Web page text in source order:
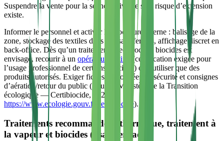
Suspendre la vente pour la séance suivante si le risque d’extension
existe.
Informer le personnel et activer la procédure interne : balisage de la
zone, stockage des textiles dans des sacs fermés, affichage discret en
back-office. Dès qu’un traitement avec produits biocides est
envisagé, recourir à un opérateur certifié
(certification exigée pour
l’usage professionnel de certains biocides) et n’utiliser que des
produits autorisés. Exiger fiches de données de sécurité et consignes
d’aération/retour du public (Source: Ministère de la Transition
écologique — Certibiocide, 2024,
https://www.ecologie.gouv.fr/certibiocide).
Traitements recommandés : thermique, traitement à
la vapeur et biocides (usage encadré)